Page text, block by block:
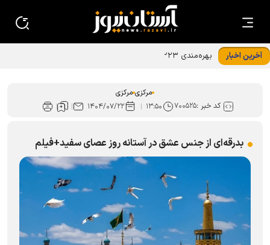
آخرین اخبار بهره‌مندی ۲۲۳ نفر از خدمات اردوی جهادی خادم‌یاران در اراک
مرکزی مرکزی
کد خبر :۷۰۰۵۲۵ ۱۳:۵۰ ۱۴۰۴/۰۷/۲۲
بدرقه‌ای از جنس عشق در آستانه روز عصای سفید+فیلم